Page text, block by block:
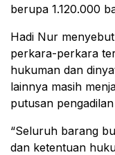
berupa 1.120.000
Hadi Nur
perkara-perkara
hukuman dan
lainnya masih
putusan
“Seluruh barang
dan ketentuan